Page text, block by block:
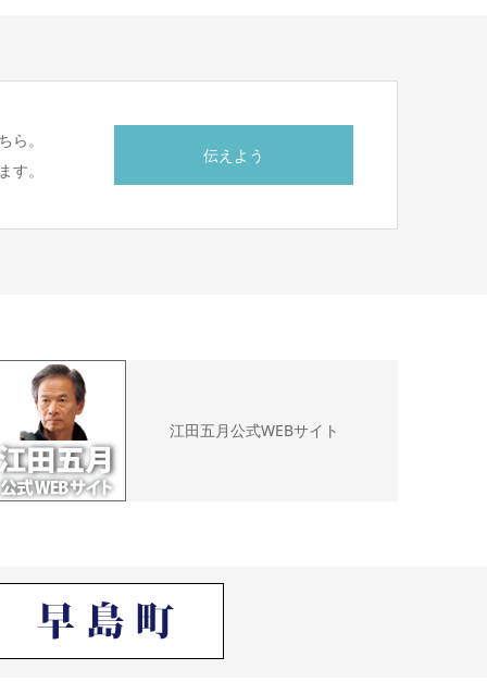
ら。
す。
伝えよう
江田五月公式WEBサイト